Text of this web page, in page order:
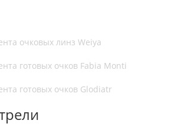
очковых линз Weiya
готовых очков Fabia Monti
готовых очков Glodiatr